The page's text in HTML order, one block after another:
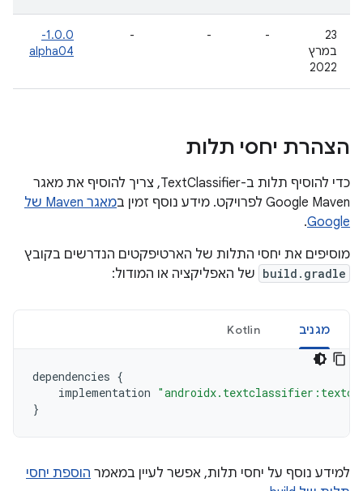
23
במרץ
2022
-
-
-
1.0.0-
alpha04
הצהרת יחסי תלות
כדי להוסיף תלות ב-TextClassifier, צריך להוסיף את מאגר
Google Maven לפרויקט. מידע נוסף זמין ב
מאגר Maven של
Google
.
מוסיפים את יחסי התלות של הארטיפקטים הנדרשים בקובץ
build.gradle של האפליקציה או המודול:
מגניב Kotlin
dependencies {
implementation
}
למידע נוסף על יחסי תלות, אפשר לעיין במאמר הוספת יחסי